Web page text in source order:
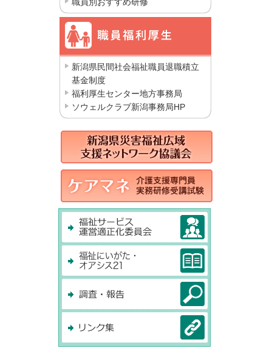
新潟県民間社会福祉職員退職積立
基金制度
福利厚生センター地方事務局
ソウェルクラブ新潟事務局HP